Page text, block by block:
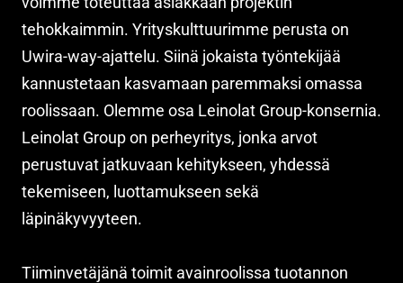
tehokkaimmin. Yrityskulttuurimme perusta on
Uwira-way-ajattelu. Siinä jokaista työntekijää
kannustetaan kasvamaan paremmaksi omassa
roolissaan. Olemme osa Leinolat Group-konsernia.
Leinolat Group on perheyritys, jonka arvot
perustuvat jatkuvaan kehitykseen, yhdessä
tekemiseen, luottamukseen sekä
läpinäkyvyyteen.
Tiiminvetäjänä toimit avainroolissa tuotannon